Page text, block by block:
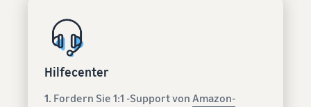
Hilfecenter
1. Fordern Sie 1:1 -Support von Amazon-